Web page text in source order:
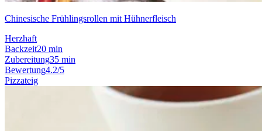
Chinesische Frühlingsrollen mit Hühnerfleisch
Herzhaft
Backzeit20 min
Zubereitung35 min
Bewertung4.2/5
Pizzateig